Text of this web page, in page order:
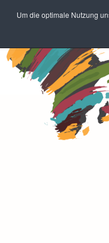
Um die optimale Nutzung